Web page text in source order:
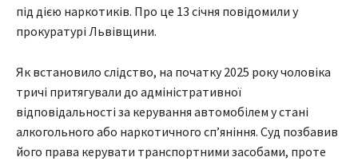
під дією наркотиків. Про це 13 січня повідомили у
прокуратурі Львівщини.
Як встановило слідство, на початку 2025 року чоловіка
тричі притягували до адміністративної
відповідальності за керування автомобілем у стані
алкогольного або наркотичного сп’яніння. Суд позбавив
його права керувати транспортними засобами, проте